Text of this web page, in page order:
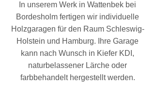
In unserem Werk in Wattenbek bei
Bordesholm fertigen wir individuelle
Holzgaragen für den Raum Schleswig-
Holstein und Hamburg. Ihre Garage
kann nach Wunsch in Kiefer KDI,
naturbelassener Lärche oder
farbbehandelt hergestellt werden.